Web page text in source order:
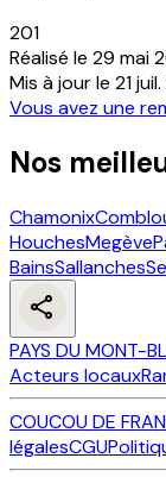
201
Réalisé le 29 mai
Mis à jour le 21
Vous avez une
Nos
Chamonix
HouchesMegève
BainsSallanches
PAYS DU MONT-
Acteurs locaux
COUCOU DE
légalesCGU